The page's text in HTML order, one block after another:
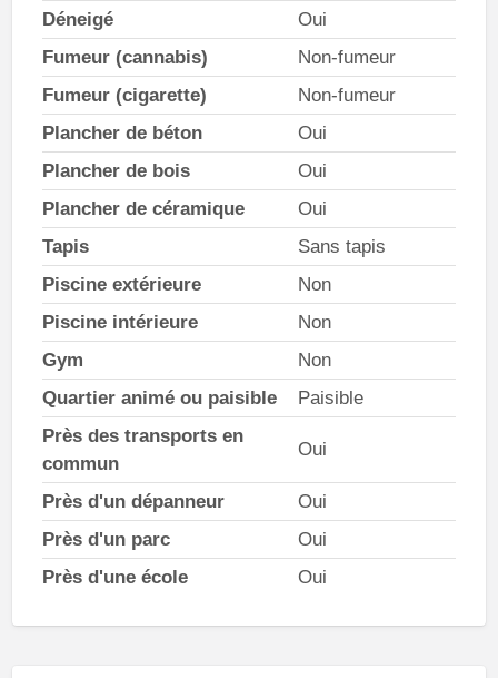
Déneigé
Oui
Fumeur (cannabis)
Non-fumeur
Fumeur (cigarette)
Non-fumeur
Plancher de béton
Oui
Plancher de bois
Oui
Plancher de céramique
Oui
Tapis
Sans tapis
Piscine extérieure
Non
Piscine intérieure
Non
Gym
Non
Quartier animé ou paisible
Paisible
Près des transports en
commun
Oui
Près d'un dépanneur
Oui
Près d'un parc
Oui
Près d'une école
Oui